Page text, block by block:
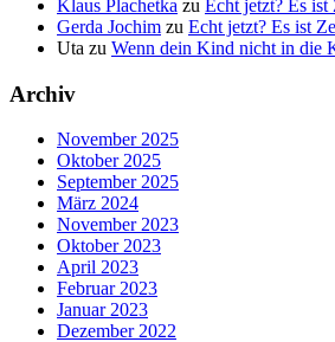
Klaus Plachetka zu Echt jetzt? Es ist
Gerda Jochim zu Echt jetzt? Es ist
Uta zu Wenn dein Kind nicht in die
Archiv
November 2025
Oktober 2025
September 2025
März 2024
November 2023
Oktober 2023
April 2023
Februar 2023
Januar 2023
Dezember 2022